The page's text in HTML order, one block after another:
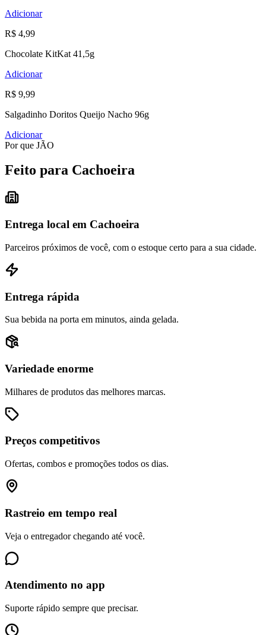
Adicionar
R$ 4,99
Chocolate KitKat 41,5g
Adicionar
R$ 9,99
Salgadinho Doritos Queijo Nacho 96g
Adicionar
Por que JÃO
Feito para Cachoeira
Entrega local em Cachoeira
Parceiros próximos de você, com o estoque certo para a sua cidade.
Entrega rápida
Sua bebida na porta em minutos, ainda gelada.
Variedade enorme
Milhares de produtos das melhores marcas.
Preços competitivos
Ofertas, combos e promoções todos os dias.
Rastreio em tempo real
Veja o entregador chegando até você.
Atendimento no app
Suporte rápido sempre que precisar.